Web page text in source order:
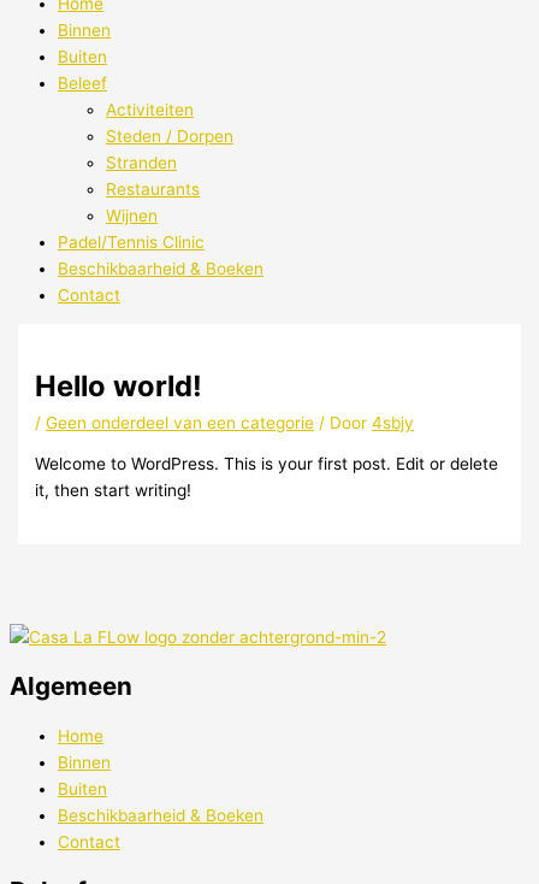
Binnen
Buiten
Beleef
Activiteiten
Steden / Dorpen
Stranden
Restaurants
Wijnen
Padel/Tennis Clinic
Beschikbaarheid & Boeken
Contact
Hello world!
/Geen onderdeel van een categorie / Door4sbjy
Welcome to WordPress. This is your first post. Edit or delete
it, then start writing!
Algemeen
Home
Binnen
Buiten
Beschikbaarheid & Boeken
Contact